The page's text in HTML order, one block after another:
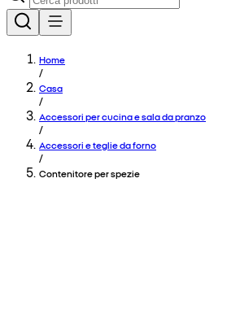
Home
/
Casa
/
Accessori per cucina e sala da pranzo
/
Accessori e teglie da forno
/
Contenitore per spezie